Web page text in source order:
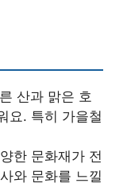
산과 맑은 호
요. 특히 가을철
한 문화재가 전
와 문화를 느낄